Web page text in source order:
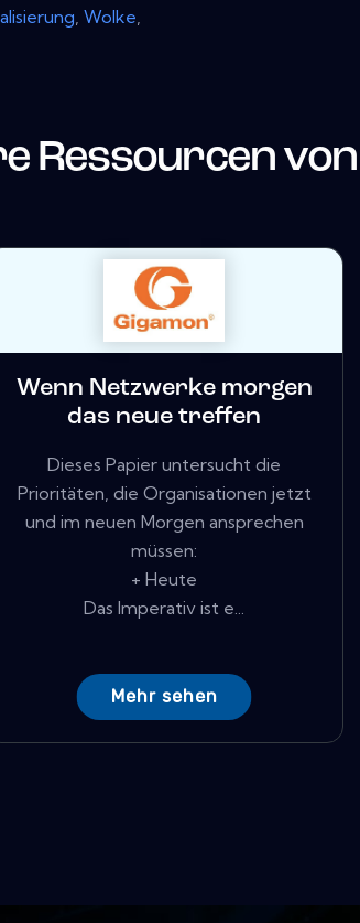
,Wolke,
Ressourcen von
Wenn Netzwerke morgen
das neue treffen
Dieses Papier untersucht die
Prioritäten, die Organisationen jetzt
und im neuen Morgen ansprechen
müssen:
+ Heute
Das Imperativ ist e...
Mehr sehen